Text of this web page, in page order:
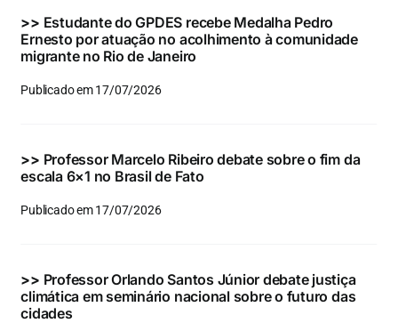
para:
>> Estudante do GPDES recebe Medalha Pedro
Ernesto por atuação no acolhimento à comunidade
migrante no Rio de Janeiro
Publicado em 17/07/2026
>> Professor Marcelo Ribeiro debate sobre o fim da
escala 6×1 no Brasil de Fato
Publicado em 17/07/2026
>> Professor Orlando Santos Júnior debate justiça
climática em seminário nacional sobre o futuro das
cidades